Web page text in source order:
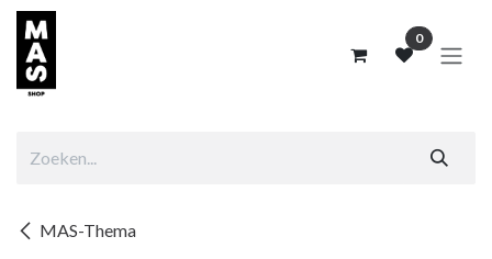
Overslaan naar inhoud
0
MAS-Thema